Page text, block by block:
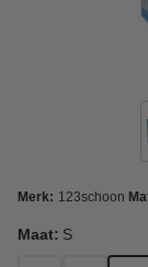
Merk: 123schoon
Maat: S